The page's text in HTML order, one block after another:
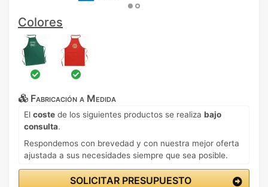
Colores
Fabricación a Medida
El coste de los siguientes productos se realiza bajo
consulta.
Respondemos con brevedad y con nuestra mejor oferta
ajustada a sus necesidades siempre que sea posible.
SOLICITAR PRESUPUESTO